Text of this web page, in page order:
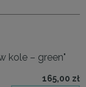
kole – green"
165,00 zł